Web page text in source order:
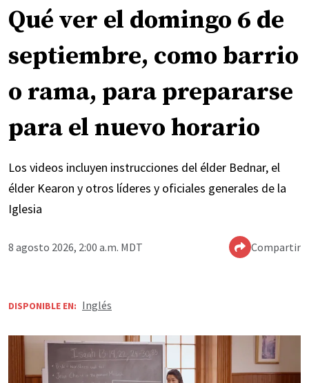
Qué ver el domingo 6 de
septiembre, como barrio
o rama, para prepararse
para el nuevo horario
Los videos incluyen instrucciones del élder Bednar, el
élder Kearon y otros líderes y oficiales generales de la
Iglesia
8 agosto 2026, 2:00 a.m. MDT Compartir
DISPONIBLE EN: Inglés